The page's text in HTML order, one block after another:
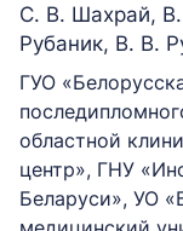
С. В. Шахрай,
Рубаник, В. В.
ГУО
областной
центр», ГНУ
Беларуси», УО